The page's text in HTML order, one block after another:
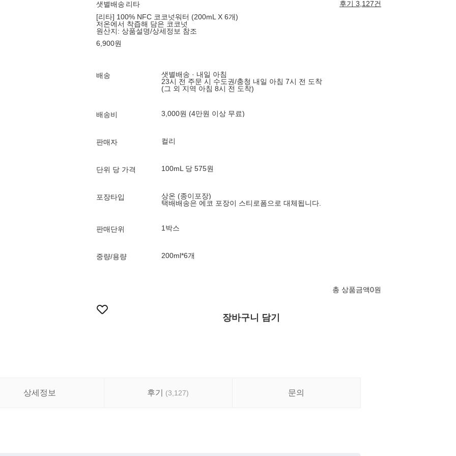
샛별배송 리타
후기 3,127건
[리타] 100% NFC 코코넛워터 (200mL X 6개)
저온에서 착즙해 담은 코코넛
원산지: 상품설명/상세정보 참조
6,900원
배송
샛별배송 · 내일 아침
23시 전 주문 시 수도권/충청 내일 아침 7시 전 도착
(그 외 지역 아침 8시 전 도착)
배송비 3,000원 (4만원 이상 무료)
판매자 컬리
단위 당 가격 100mL 당 575원
포장타입
상온 (종이포장)
택배배송은 에코 포장이 스티로폼으로 대체됩니다.
판매단위 1박스
중량/용량 200ml*6개
총 상품금액0원
장바구니 담기
상세정보 후기 (3,127) 문의